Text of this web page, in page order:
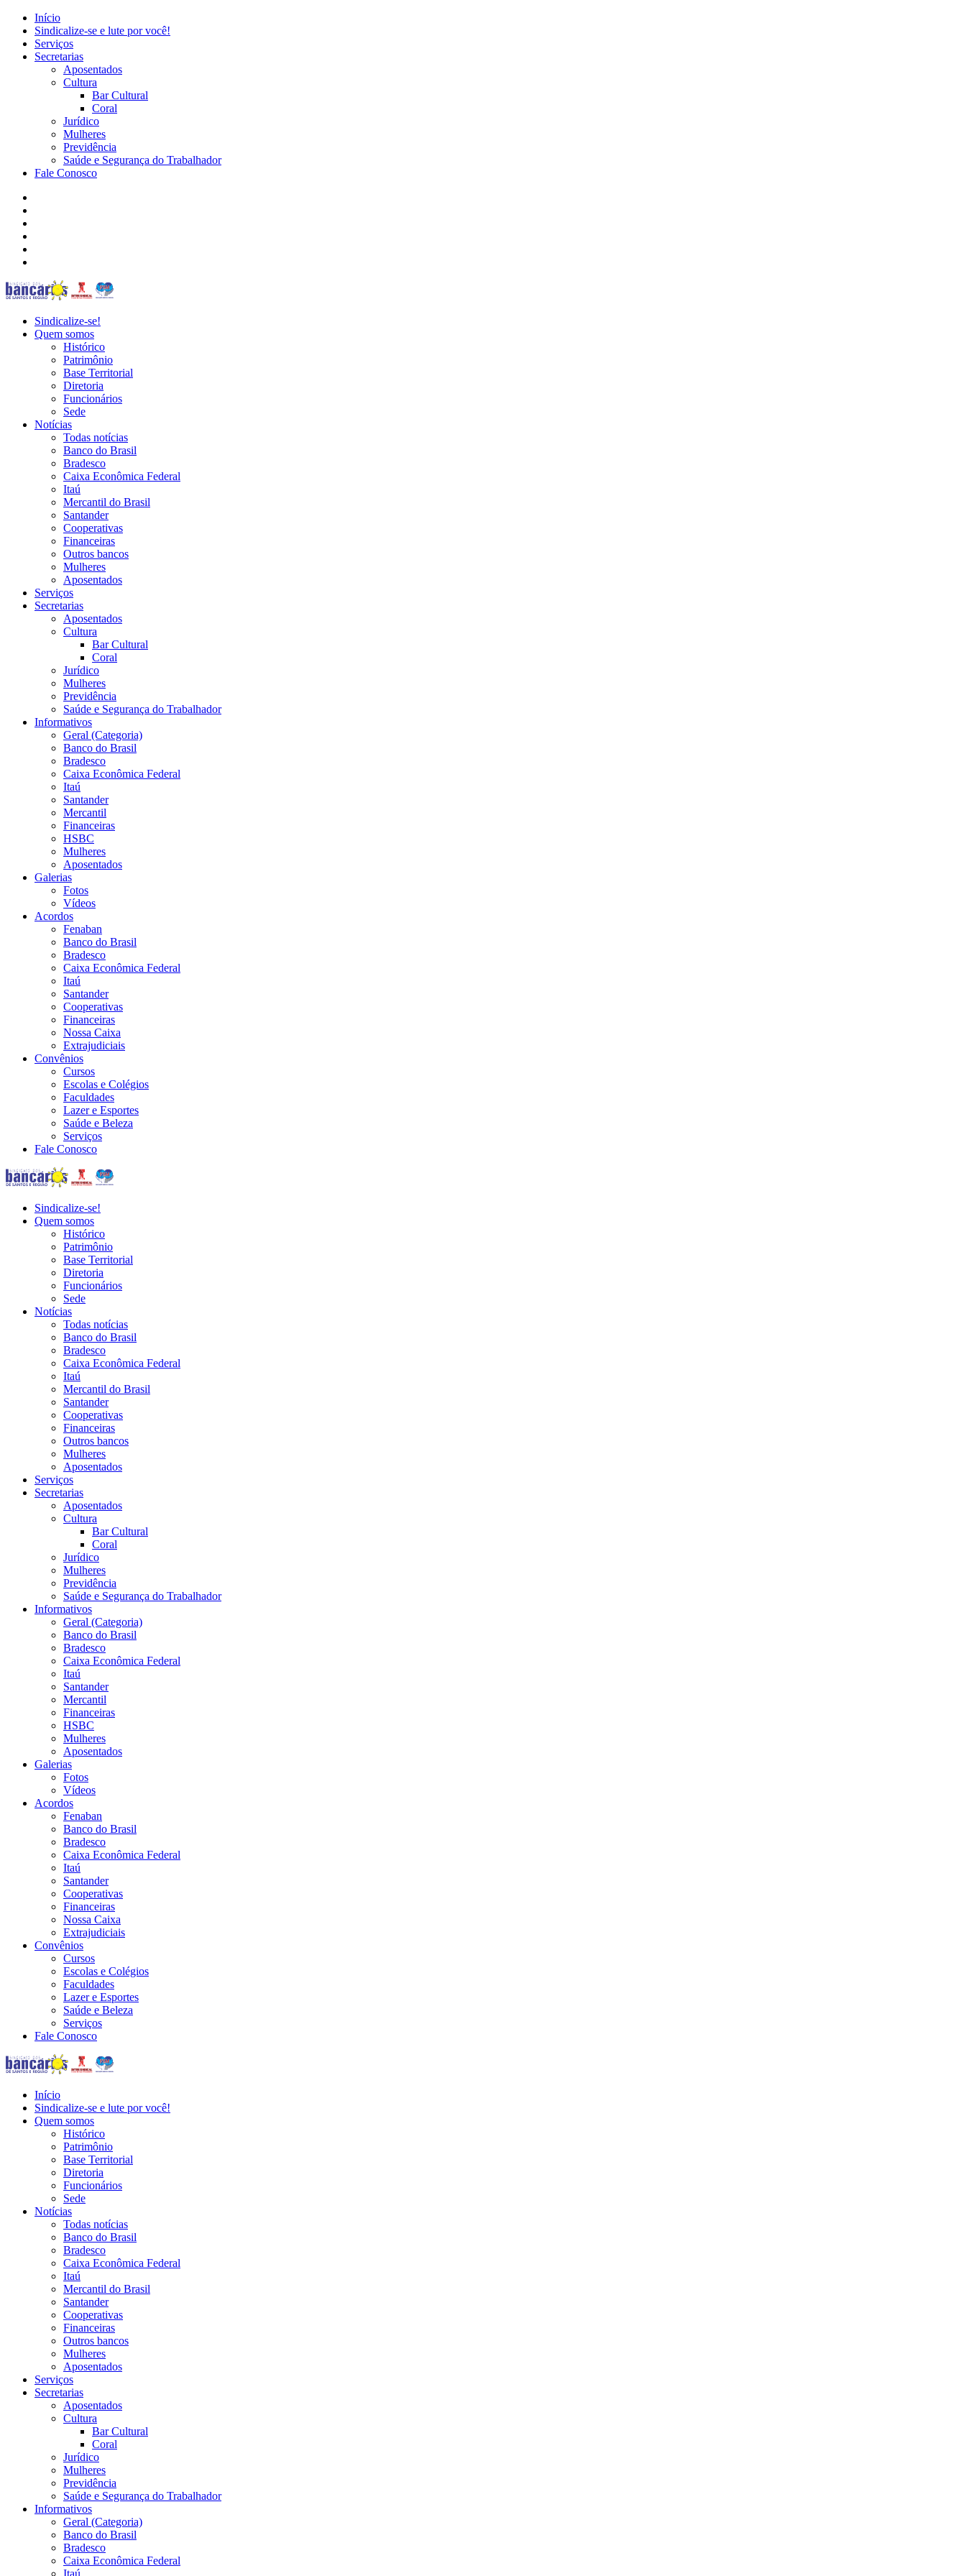
Início
Sindicalize-se e lute por você!
Serviços
Secretarias
Aposentados
Cultura
Bar Cultural
Coral
Jurídico
Mulheres
Previdência
Saúde e Segurança do Trabalhador
Fale Conosco
Sindicalize-se!
Quem somos
Histórico
Patrimônio
Base Territorial
Diretoria
Funcionários
Sede
Notícias
Todas notícias
Banco do Brasil
Bradesco
Caixa Econômica Federal
Itaú
Mercantil do Brasil
Santander
Cooperativas
Financeiras
Outros bancos
Mulheres
Aposentados
Serviços
Secretarias
Aposentados
Cultura
Bar Cultural
Coral
Jurídico
Mulheres
Previdência
Saúde e Segurança do Trabalhador
Informativos
Geral (Categoria)
Banco do Brasil
Bradesco
Caixa Econômica Federal
Itaú
Santander
Mercantil
Financeiras
HSBC
Mulheres
Aposentados
Galerias
Fotos
Vídeos
Acordos
Fenaban
Banco do Brasil
Bradesco
Caixa Econômica Federal
Itaú
Santander
Cooperativas
Financeiras
Nossa Caixa
Extrajudiciais
Convênios
Cursos
Escolas e Colégios
Faculdades
Lazer e Esportes
Saúde e Beleza
Serviços
Fale Conosco
Sindicalize-se!
Quem somos
Histórico
Patrimônio
Base Territorial
Diretoria
Funcionários
Sede
Notícias
Todas notícias
Banco do Brasil
Bradesco
Caixa Econômica Federal
Itaú
Mercantil do Brasil
Santander
Cooperativas
Financeiras
Outros bancos
Mulheres
Aposentados
Serviços
Secretarias
Aposentados
Cultura
Bar Cultural
Coral
Jurídico
Mulheres
Previdência
Saúde e Segurança do Trabalhador
Informativos
Geral (Categoria)
Banco do Brasil
Bradesco
Caixa Econômica Federal
Itaú
Santander
Mercantil
Financeiras
HSBC
Mulheres
Aposentados
Galerias
Fotos
Vídeos
Acordos
Fenaban
Banco do Brasil
Bradesco
Caixa Econômica Federal
Itaú
Santander
Cooperativas
Financeiras
Nossa Caixa
Extrajudiciais
Convênios
Cursos
Escolas e Colégios
Faculdades
Lazer e Esportes
Saúde e Beleza
Serviços
Fale Conosco
Início
Sindicalize-se e lute por você!
Quem somos
Histórico
Patrimônio
Base Territorial
Diretoria
Funcionários
Sede
Notícias
Todas notícias
Banco do Brasil
Bradesco
Caixa Econômica Federal
Itaú
Mercantil do Brasil
Santander
Cooperativas
Financeiras
Outros bancos
Mulheres
Aposentados
Serviços
Secretarias
Aposentados
Cultura
Bar Cultural
Coral
Jurídico
Mulheres
Previdência
Saúde e Segurança do Trabalhador
Informativos
Geral (Categoria)
Banco do Brasil
Bradesco
Caixa Econômica Federal
Itaú